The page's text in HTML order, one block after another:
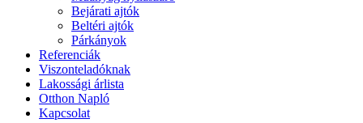
Bejárati ajtók
Beltéri ajtók
Párkányok
Referenciák
Viszonteladóknak
Lakossági árlista
Otthon Napló
Kapcsolat